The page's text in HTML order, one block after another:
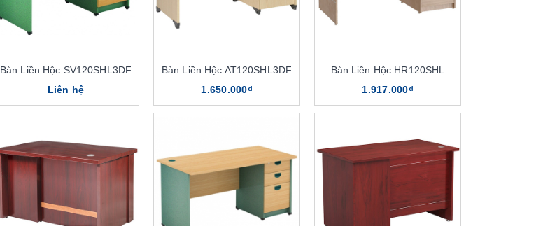
Bàn Liền Hộc SV120SHL3DF
Liên hệ
Bàn Liền Hộc AT120SHL3DF
1.650.000₫
Bàn Liền Hộc HR120SHL
1.917.000₫